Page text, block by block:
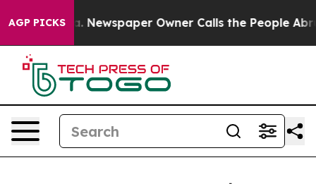
AGP PICKSNewspaper Owner Calls the People